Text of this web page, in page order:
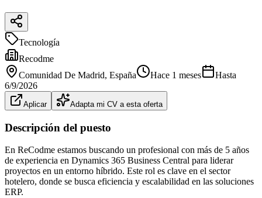
Tecnología
Recodme
Comunidad De Madrid, España Hace 1 meses
Hasta
6/9/2026
Aplicar Adapta mi CV a esta oferta
Descripción del puesto
En ReCodme estamos buscando un profesional con más de 5 años
de experiencia en Dynamics 365 Business Central para liderar
proyectos en un entorno híbrido. Este rol es clave en el sector
hotelero, donde se busca eficiencia y escalabilidad en las soluciones
ERP.